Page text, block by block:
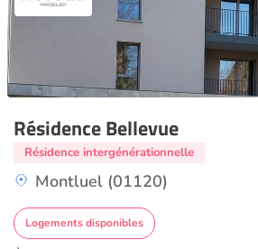
Résidence Bellevue
Résidence intergénérationnelle
Montluel (01120)
Logements disponibles